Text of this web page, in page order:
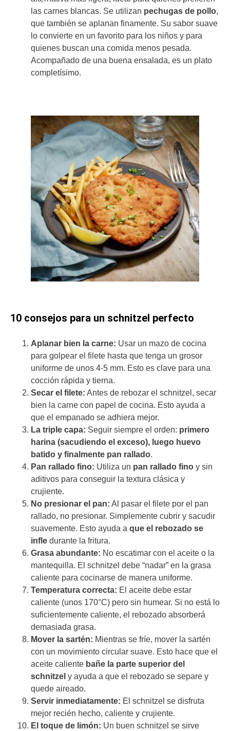
las carnes blancas. Se utilizan pechugas de pollo,
que también se aplanan finamente. Su sabor suave
lo convierte en un favorito para los niños y para
quienes buscan una comida menos pesada.
Acompañado de una buena ensalada, es un plato
completísimo.
10 consejos para un schnitzel perfecto
Aplanar bien la carne: Usar un mazo de cocina
para golpear el filete hasta que tenga un grosor
uniforme de unos 4-5 mm. Esto es clave para una
cocción rápida y tierna.
Secar el filete: Antes de rebozar el schnitzel, secar
bien la carne con papel de cocina. Esto ayuda a
que el empanado se adhiera mejor.
La triple capa: Seguir siempre el orden: primero
harina (sacudiendo el exceso), luego huevo
batido y finalmente pan rallado.
Pan rallado fino: Utiliza un pan rallado fino y sin
aditivos para conseguir la textura clásica y
crujiente.
No presionar el pan: Al pasar el filete por el pan
rallado, no presionar. Simplemente cubrir y sacudir
suavemente. Esto ayuda a que el rebozado se
infle durante la fritura.
Grasa abundante: No escatimar con el aceite o la
mantequilla. El schnitzel debe “nadar” en la grasa
caliente para cocinarse de manera uniforme.
Temperatura correcta: El aceite debe estar
caliente (unos 170°C) pero sin humear. Si no está lo
suficientemente caliente, el rebozado absorberá
demasiada grasa.
Mover la sartén: Mientras se fríe, mover la sartén
con un movimiento circular suave. Esto hace que el
aceite caliente bañe la parte superior del
schnitzel y ayuda a que el rebozado se separe y
quede aireado.
Servir inmediatamente: El schnitzel se disfruta
mejor recién hecho, caliente y crujiente.
El toque de limón: Un buen schnitzel se sirve